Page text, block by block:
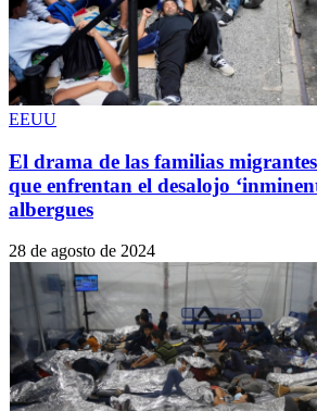
EEUU
El drama de las familias
que enfrentan el desalojo
albergues
28 de agosto de 2024